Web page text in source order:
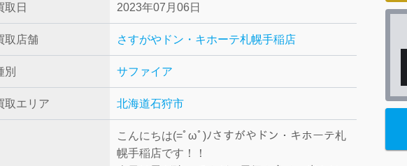
取日 2023年07月06日
取店舗 さすがやドン・キホーテ札幌手稲店
別 サファイア
取エリア 北海道石狩市
こんにちは(=ﾟωﾟ)ﾉさすがやドン・キホーテ札
幌手稲店です！！